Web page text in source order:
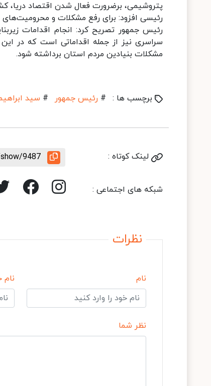
پتروشیمی، برضرورت فعال شدن اقتصاد دریا،
رئیسی افزود: برای رفع مشکلات و
رئیس جمهور تصریح کرد: انجام اقدامات
سراسری نیز از جمله اقداماتی است که در
مشکلات بنیادین مردم استان برداشته شود.
برچسب ها : # رئیس جمهور # سید
لینک کوتاه : 9487
شبکه های اجتماعی :
نظرات
نام نام
نظر شما